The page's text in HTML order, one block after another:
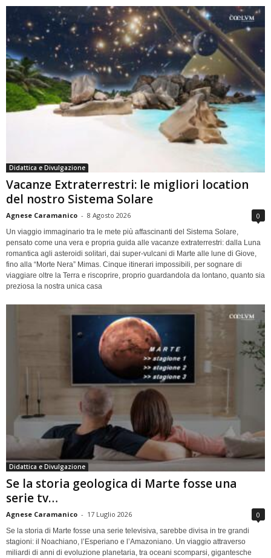
Didattica e Divulgazione
Vacanze Extraterrestri: le migliori location
del nostro Sistema Solare
Agnese Caramanico - 8 Agosto 2026 0
Un viaggio immaginario tra le mete più affascinanti del Sistema Solare,
pensato come una vera e propria guida alle vacanze extraterrestri: dalla Luna
romantica agli asteroidi solitari, dai super-vulcani di Marte alle lune di Giove,
fino alla “Morte Nera” Mimas. Cinque itinerari impossibili, per sognare di
viaggiare oltre la Terra e riscoprire, proprio guardandola da lontano, quanto sia
preziosa la nostra unica casa
Didattica e Divulgazione
Se la storia geologica di Marte fosse una
serie tv…
Agnese Caramanico - 17 Luglio 2026 0
Se la storia di Marte fosse una serie televisiva, sarebbe divisa in tre grandi
stagioni: il Noachiano, l’Esperiano e l’Amazoniano. Un viaggio attraverso
miliardi di anni di evoluzione planetaria, tra oceani scomparsi, gigantesche